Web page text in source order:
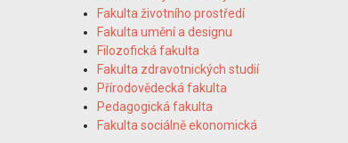
Fakulta životního prostředí
Fakulta umění a designu
Filozofická fakulta
Fakulta zdravotnických studií
Přírodovědecká fakulta
Pedagogická fakulta
Fakulta sociálně ekonomická